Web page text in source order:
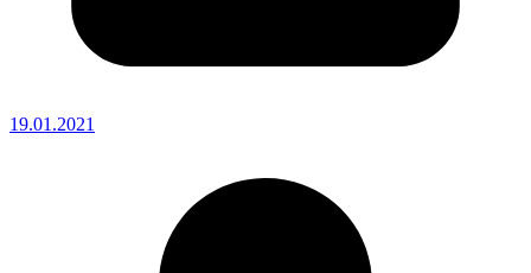
19.01.2021